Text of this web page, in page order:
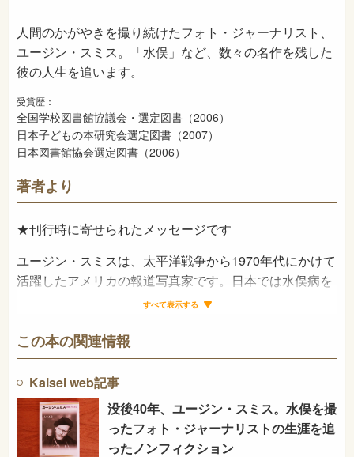
発売日 2006年2月
人間のかがやきを撮り続けたフォト・ジャーナリスト、
ユージン・スミス。「水俣」など、数々の名作を残した
彼の人生を追います。
受賞歴：
全国学校図書館協議会・選定図書（2006）
日本子どもの本研究会選定図書（2007）
日本図書館協会選定図書（2006）
著者より
★刊行時に寄せられたメッセージです
ユージン・スミスは、太平洋戦争から1970年代にかけて
活躍したアメリカの報道写真家です。日本では水俣病を
撮影した報道写真家として知られています。
工場の排水に含まれた有機水銀によって、住民にさまざ
まな障害が発生し、生命を落とした人もいました。お母
さんのお腹のなかで、有機水銀におかされた子どもたち
は、生まれながらにしてこの水俣病に苦しみました。
遺族や被害者が、化学工場の責任を追及して立ち上がり
ました。やがて患者さんたちは保障を勝ち取り、環境汚
すべて表示する
この本の関連情報
Kaisei web記事
没後40年、ユージン・スミス。水俣を撮
ったフォト・ジャーナリストの生涯を追
ったノンフィクション